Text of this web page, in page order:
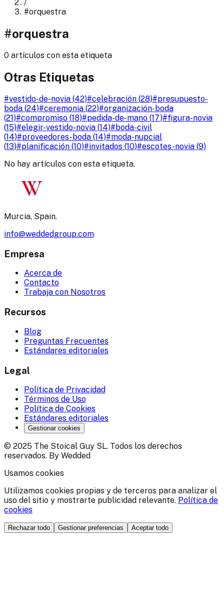
/
#orquestra
#orquestra
0 artículos con esta etiqueta
Otras Etiquetas
#vestido-de-novia (42)#celebración (28)#presupuesto-
boda (24)#ceremonia (22)#organización-boda
(21)#compromiso (18)#pedida-de-mano (17)#figura-novia
(15)#elegir-vestido-novia (14)#boda-civil
(14)#proveedores-boda (14)#moda-nupcial
(13)#planificación (10)#invitados (10)#escotes-novia (9)
No hay artículos con esta etiqueta.
W
Murcia, Spain.
info@weddedgroup.com
Empresa
Acerca de
Contacto
Trabaja con Nosotros
Recursos
Blog
Preguntas Frecuentes
Estándares editoriales
Legal
Política de Privacidad
Términos de Uso
Política de Cookies
Estándares editoriales
Gestionar cookies
© 2025 The Stoical Guy SL. Todos los derechos
reservados. By Wedded
Usamos cookies
Utilizamos cookies propias y de terceros para analizar el
uso del sitio y mostrarte publicidad relevante. Política de
cookies
Rechazar todo Gestionar preferencias Aceptar todo